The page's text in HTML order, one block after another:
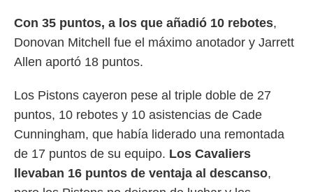
Con 35 puntos, a los que añadió 10 rebotes,
Donovan Mitchell fue el máximo anotador y Jarrett
Allen aportó 18 puntos.
Los Pistons cayeron pese al triple doble de 27
puntos, 10 rebotes y 10 asistencias de Cade
Cunningham, que había liderado una remontada
de 17 puntos de su equipo. Los Cavaliers
llevaban 16 puntos de ventaja al descanso,